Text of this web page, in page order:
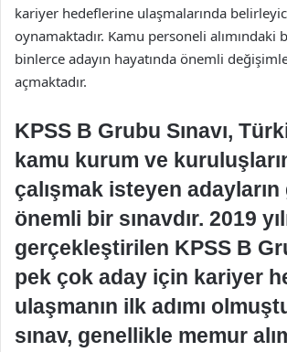
kariyer hedeflerine ulaşmalarında
oynamaktadır. Kamu personeli alımındaki
binlerce adayın hayatında önemli
açmaktadır.
KPSS B Grubu Sınavı,
kamu kurum ve
çalışmak isteyen
önemli bir sınavdır. 2019
gerçekleştirilen KPSS B
pek çok aday için kariyer
ulaşmanın ilk adımı
sınav, genellikle memur